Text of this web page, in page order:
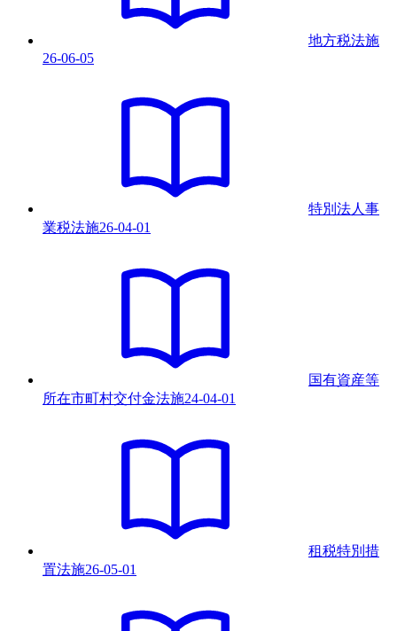
地方税法施
26-06-05
特別法人事
業税法施26-04-01
国有資産等
所在市町村交付金法施24-04-01
租税特別措
置法施26-05-01